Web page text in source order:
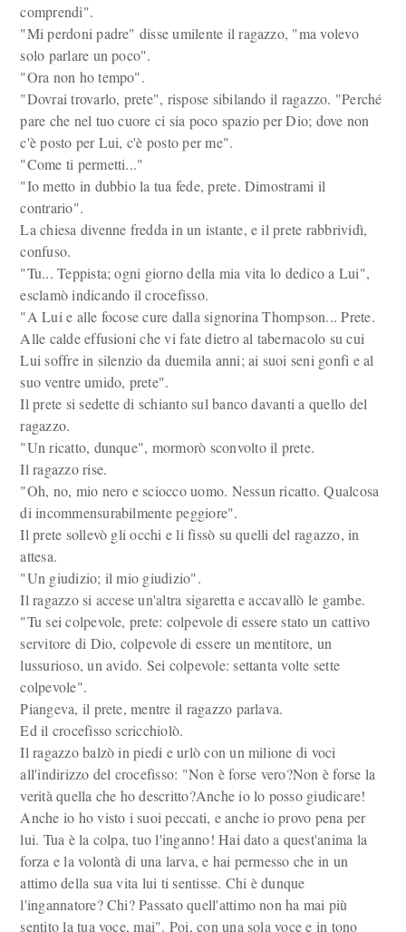
comprendi".
"Mi perdoni padre" disse umilente il ragazzo, "ma volevo
solo parlare un poco".
"Ora non ho tempo".
"Dovrai trovarlo, prete", rispose sibilando il ragazzo. "Perché
pare che nel tuo cuore ci sia poco spazio per Dio; dove non
c'è posto per Lui, c'è posto per me".
"Come ti permetti..."
"Io metto in dubbio la tua fede, prete. Dimostrami il
contrario".
La chiesa divenne fredda in un istante, e il prete rabbrividì,
confuso.
"Tu... Teppista; ogni giorno della mia vita lo dedico a Lui",
esclamò indicando il crocefisso.
"A Lui e alle focose cure dalla signorina Thompson... Prete.
Alle calde effusioni che vi fate dietro al tabernacolo su cui
Lui soffre in silenzio da duemila anni; ai suoi seni gonfi e al
suo ventre umido, prete".
Il prete si sedette di schianto sul banco davanti a quello del
ragazzo.
"Un ricatto, dunque", mormorò sconvolto il prete.
Il ragazzo rise.
"Oh, no, mio nero e sciocco uomo. Nessun ricatto. Qualcosa
di incommensurabilmente peggiore".
Il prete sollevò gli occhi e li fissò su quelli del ragazzo, in
attesa.
"Un giudizio; il mio giudizio".
Il ragazzo si accese un'altra sigaretta e accavallò le gambe.
"Tu sei colpevole, prete: colpevole di essere stato un cattivo
servitore di Dio, colpevole di essere un mentitore, un
lussurioso, un avido. Sei colpevole: settanta volte sette
colpevole".
Piangeva, il prete, mentre il ragazzo parlava.
Ed il crocefisso scricchiolò.
Il ragazzo balzò in piedi e urlò con un milione di voci
all'indirizzo del crocefisso: "Non è forse vero?Non è forse la
verità quella che ho descritto?Anche io lo posso giudicare!
Anche io ho visto i suoi peccati, e anche io provo pena per
lui. Tua è la colpa, tuo l'inganno! Hai dato a quest'anima la
forza e la volontà di una larva, e hai permesso che in un
attimo della sua vita lui ti sentisse. Chi è dunque
l'ingannatore? Chi? Passato quell'attimo non ha mai più
sentito la tua voce, mai". Poi, con una sola voce e in tono